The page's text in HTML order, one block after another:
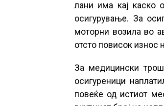
лани има кај каско
осигурување. За
моторни возила во
отсто повисок износ
За медицински
осигуреници
повеќе од истиот